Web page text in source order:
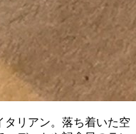
リアン。落ち着いた空